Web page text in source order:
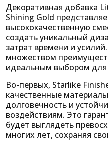
Декоративная добавка
Shining Gold
высококачественную
создать уникальный
затрат времени и
множеством
идеальным выбором
Во-первых, Starlike
качественные
долговечность и
воздействиям. Это
будет выглядеть
многих лет, сохраняя